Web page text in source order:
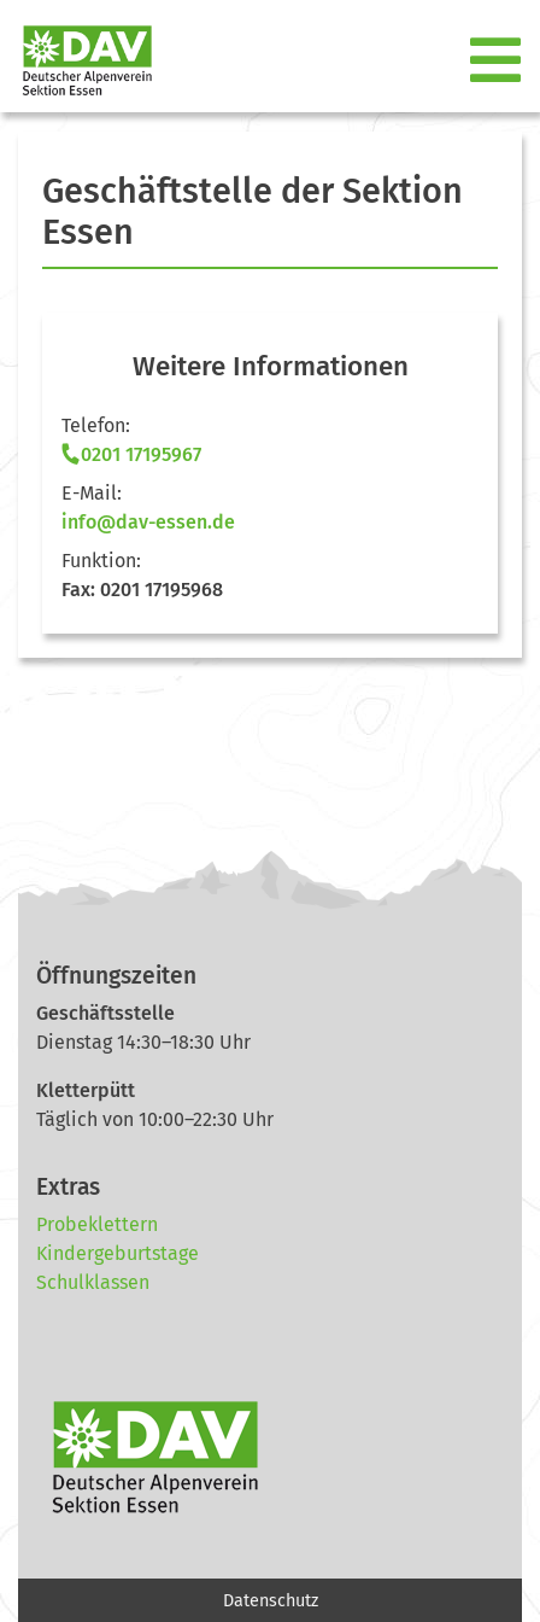
Geschäftstelle der Sektion
Essen
Weitere Informationen
Telefon:
0201 17195967
E-Mail:
info@dav-essen.de
Funktion:
Fax: 0201 17195968
Öffnungszeiten
Geschäftsstelle
Dienstag 14:30–18:30 Uhr
Kletterpütt
Täglich von 10:00–22:30 Uhr
Extras
Probeklettern
Kindergeburtstage
Schulklassen
Datenschutz